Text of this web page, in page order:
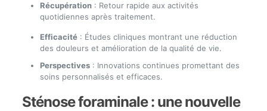
Récupération: Retour rapide aux activités
quotidiennes après traitement.
Efficacité: Études cliniques montrant une réduction
des douleurs et amélioration de la qualité de vie.
Perspectives: Innovations continues promettant des
soins personnalisés et efficaces.
Sténose foraminale : une nouvelle